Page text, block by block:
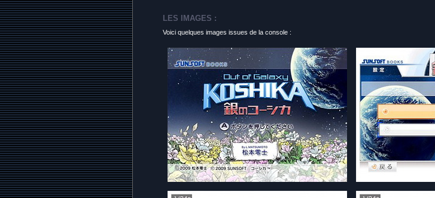
LES IMAGES :
Voici quelques images issues de la console :